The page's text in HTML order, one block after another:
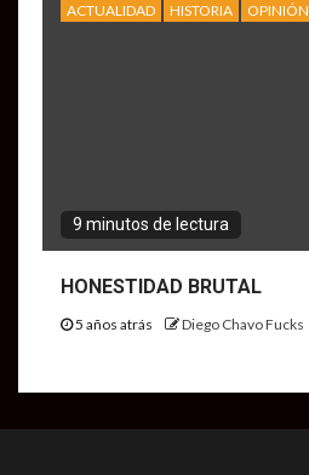
ACTUALIDAD HISTORIA OPINIÓN
9 minutos de lectura
HONESTIDAD BRUTAL
5 años atrás Diego Chavo Fucks